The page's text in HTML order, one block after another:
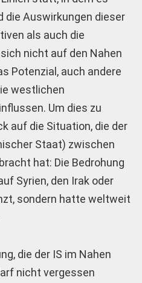
die Auswirkungen dieser
als auch die
nicht auf den Nahen
Potenzial, auch andere
westlichen
Um dies zu
auf die Situation, die der
Staat) zwischen
hat: Die Bedrohung
Syrien, den Irak oder
sondern hatte weltweit
die der IS im Nahen
nicht vergessen